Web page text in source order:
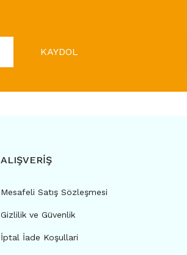
KAYDOL
ALIŞVERİŞ
Mesafeli Satış Sözleşmesi
Gizlilik ve Güvenlik
İptal İade Koşullari